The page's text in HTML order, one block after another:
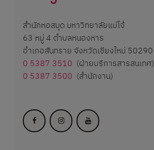
สำนักหอสมุด มหาวิทยาลัยแม่โจ้
63 หมู่ 4 ตำบลหนองหาร
อำเภอสันทราย จังหวัดเชียงใหม่ 50290
0 5387 3510 (ฝ่ายบริการสารสนเทศ)
0 5387 3500 (สำนักงาน)